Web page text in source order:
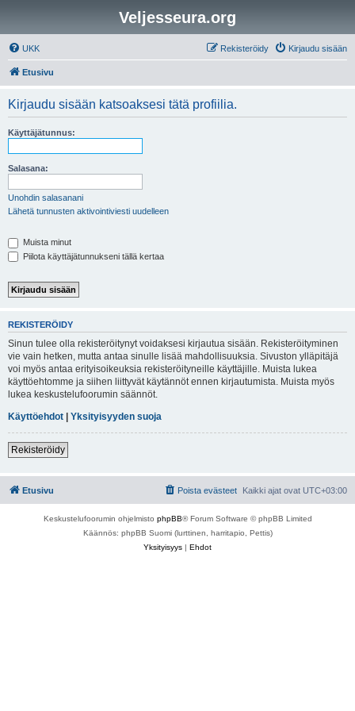
Veljesseura.org
UKK Kirjaudu sisään
Rekisteröidy
Etusivu
Kirjaudu sisään katsoaksesi tätä profiilia.
Käyttäjätunnus:
Salasana:
Unohdin salasanani
Lähetä tunnusten aktivointiviesti uudelleen
Muista minut
Piilota käyttäjätunnukseni tällä kertaa
REKISTERÖIDY
Sinun tulee olla rekisteröitynyt voidaksesi kirjautua sisään. Rekisteröityminen
vie vain hetken, mutta antaa sinulle lisää mahdollisuuksia. Sivuston ylläpitäjä
voi myös antaa erityisoikeuksia rekisteröityneille käyttäjille. Muista lukea
käyttöehtomme ja siihen liittyvät käytännöt ennen kirjautumista. Muista myös
lukea keskustelufoorumin säännöt.
Käyttöehdot | Yksityisyyden suoja
Rekisteröidy
Etusivu Kaikki ajat ovat UTC+03:00
Poista evästeet
Keskustelufoorumin ohjelmisto phpBB® Forum Software © phpBB Limited
Käännös: phpBB Suomi (lurttinen, harritapio, Pettis)
Yksityisyys | Ehdot